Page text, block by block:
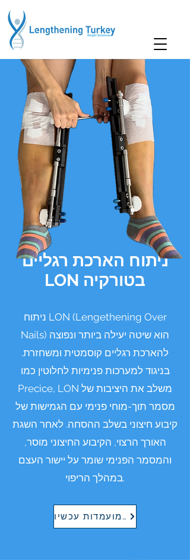
ניתוח הארכת רגליים
LON בטורקיה
ניתוח LON (Lengethening Over
Nails) הוא שיטה יעילה ביותר ונפוצה
להארכת רגליים קוסמטית ומשחזרת.
בניגוד למערכות פנימיות לחלוטין כמו
Precice, LON משלב את היציבות של
מסמר תוך-מוחי פנימי עם הגמישות של
קיבוע חיצוני בשלב ההסחה. לאחר השגת
האורך הרצוי, הקיבוע החיצוני מוסר,
והמסמר הפנימי שומר על יישור העצם
במהלך הריפוי.
הגש מועמדות עכשיו